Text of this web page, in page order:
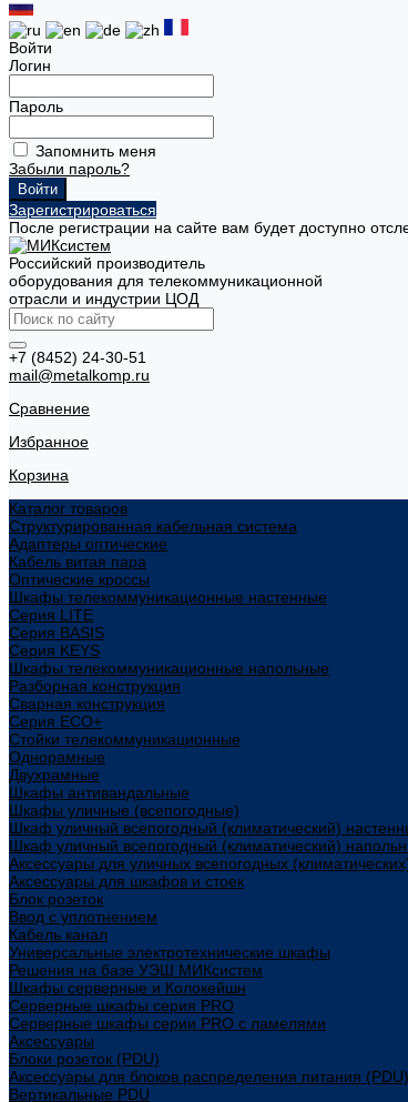
Войти
Логин
Пароль
Запомнить меня
Забыли пароль?
Зарегистрироваться
После регистрации на сайте вам будет доступно
Российский производитель
оборудования для телекоммуникационной
отрасли и индустрии ЦОД
+7 (8452) 24-30-51
mail@metalkomp.ru
Сравнение
Избранное
Корзина
Каталог товаров
Структурированная кабельная система
Адаптеры оптические
Кабель витая пара
Оптические кроссы
Шкафы телекоммуникационные настенные
Cерия LITE
Cерия BASIS
Cерия KEYS
Шкафы телекоммуникационные напольные
Разборная конструкция
Сварная конструкция
Серия ECO+
Стойки телекоммуникационные
Однорамные
Двухрамные
Шкафы антивандальные
Шкафы уличные (всепогодные)
Шкаф уличный всепогодный (климатический)
Шкаф уличный всепогодный (климатический)
Аксессуары для уличных всепогодных
Аксессуары для шкафов и стоек
Блок розеток
Ввод с уплотнением
Кабель канал
Универсальные электротехнические шкафы
Решения на базе УЭШ МИКсистем
Шкафы серверные и Колокейшн
Серверные шкафы серия PRO
Серверные шкафы серии PRO с ламелями
Аксессуары
Блоки розеток (PDU)
Аксессуары для блоков распределения питания (PDU)
Вертикальные PDU